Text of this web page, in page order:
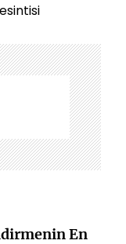
En